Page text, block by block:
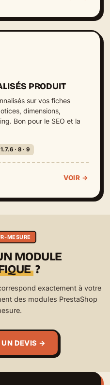
PRODUIT
sur vos fiches
dimensions,
Bon pour le SEO et la
· 8 · 9
VOIR →
MESURE
MODULE
?
exactement à votre
des modules PrestaShop
UN DEVIS →